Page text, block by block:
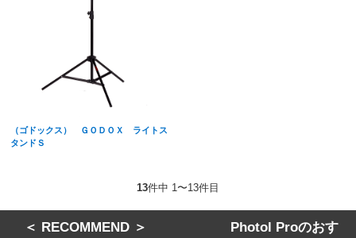
（ゴドックス） ＧＯＤＯＸ ライトス
タンドＳ
13件中 1〜13件目
＜ RECOMMEND ＞ Photol Proのおす